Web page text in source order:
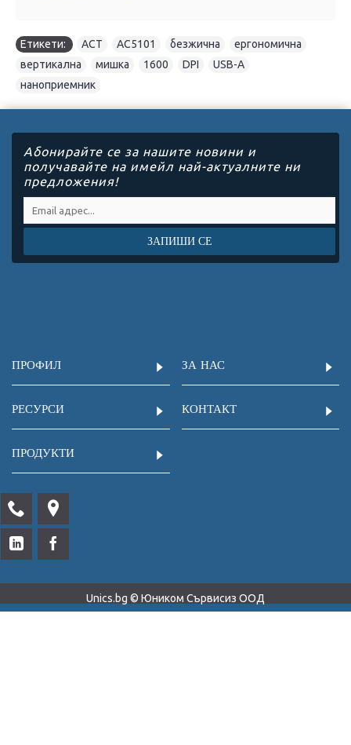
Етикети: ACT AC5101 безжична ергономична
вертикална
мишка 1600 DPI USB-A
наноприемник
Абонирайте се за нашите новини и
получавайте на имейл най-актуалните ни
предложения!
ЗАПИШИ СЕ
ПРОФИЛ ЗА НАС
РЕСУРСИ КОНТАКТ
ПРОДУКТИ
Unics.bg © Юником Сървисиз ООД